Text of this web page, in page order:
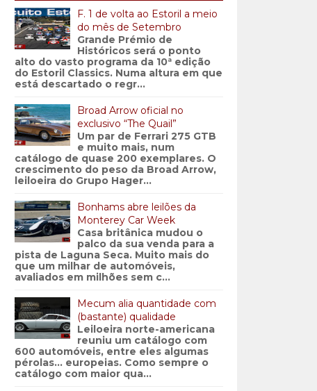
F. 1 de volta ao Estoril a meio
do mês de Setembro
Grande Prémio de
Históricos será o ponto
alto do vasto programa da 10ª edição
do Estoril Classics. Numa altura em que
está descartado o regr...
Broad Arrow oficial no
exclusivo “The Quail”
Um par de Ferrari 275 GTB
e muito mais, num
catálogo de quase 200 exemplares. O
crescimento do peso da Broad Arrow,
leiloeira do Grupo Hager...
Bonhams abre leilões da
Monterey Car Week
Casa britânica mudou o
palco da sua venda para a
pista de Laguna Seca. Muito mais do
que um milhar de automóveis,
avaliados em milhões sem c...
Mecum alia quantidade com
(bastante) qualidade
Leiloeira norte-americana
reuniu um catálogo com
600 automóveis, entre eles algumas
pérolas… europeias. Como sempre o
catálogo com maior qua...